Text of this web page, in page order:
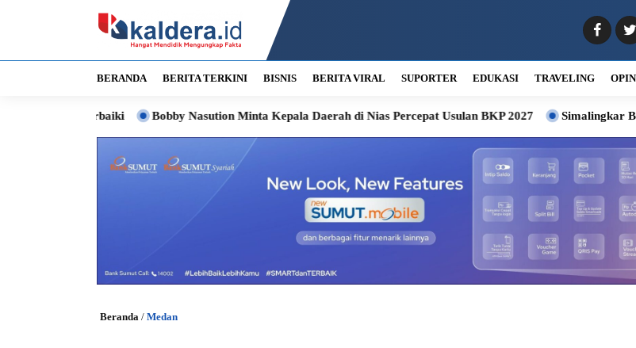
BERANDA BERITA TERKINI BISNIS BERITA VIRAL SUPORTER EDUKASI TRAVELING
Bobby Nasution Minta Kepala Daerah di Nias Percepat Usulan BKP 2027 Simalingkar B Tertinggal
Beranda / Medan